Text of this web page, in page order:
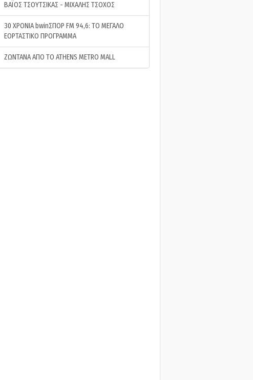
ΒΑΪΟΣ ΤΣΟΥΤΣΙΚΑΣ - ΜΙΧΑΛΗΣ ΤΣΟΧΟΣ
30 ΧΡΟΝΙΑ bwinΣΠΟΡ FM 94,6: ΤΟ ΜΕΓΑΛΟ
ΕΟΡΤΑΣΤΙΚΟ ΠΡΟΓΡΑΜΜΑ
ΖΩΝΤΑΝΑ ΑΠΟ ΤΟ ATHENS METRO MALL